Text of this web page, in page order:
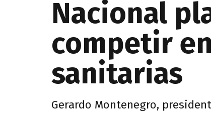
Nacional
competir
sanitarias
Gerardo Montenegro,